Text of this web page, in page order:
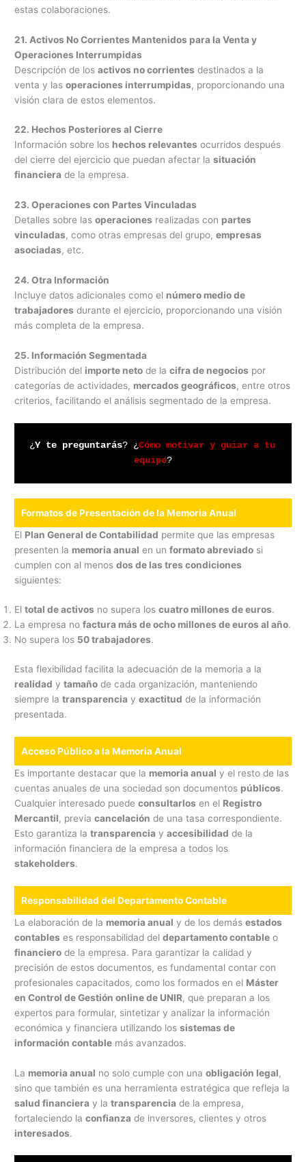
estas colaboraciones.
21. Activos No Corrientes Mantenidos para la Venta y
Operaciones Interrumpidas
Descripción de losactivos no corrientes destinados a la
venta y lasoperaciones interrumpidas, proporcionando una
visión clara de estos elementos.
22. Hechos Posteriores al Cierre
Información sobre los hechos relevantes ocurridos después
del cierre del ejercicio que puedan afectar lasituación
financiera de la empresa.
23. Operaciones con Partes Vinculadas
Detalles sobre lasoperaciones realizadas con partes
vinculadas, como otras empresas del grupo,empresas
asociadas, etc.
24. Otra Información
Incluye datos adicionales como el número medio de
trabajadores durante el ejercicio, proporcionando una visión
más completa de la empresa.
25. Información Segmentada
Distribución del importe neto de lacifra de negocios por
categorías de actividades, mercados geográficos, entre otros
criterios, facilitando el análisis segmentado de la empresa.
¿Y te preguntarás? ¿Cómo motivar y guiar a tu
equipo?
Formatos de Presentación de la Memoria Anual
El Plan General de Contabilidad permite que las empresas
presenten la memoria anual en unformato abreviado si
cumplen con al menosdos de las tres condiciones
siguientes:
Eltotal de activos no supera loscuatro millones de euros.
La empresa nofactura más de ocho millones de euros al año.
No supera los 50 trabajadores.
Esta flexibilidad facilita la adecuación de la memoria a la
realidad ytamaño de cada organización, manteniendo
siempre latransparencia yexactitud de la información
presentada.
Acceso Público a la Memoria Anual
Es importante destacar que la memoria anual y el resto de las
cuentas anuales de una sociedad son documentos públicos.
Cualquier interesado puedeconsultarlos en el Registro
Mercantil, previacancelación de una tasa correspondiente.
Esto garantiza latransparencia yaccesibilidad de la
información financiera de la empresa a todos los
stakeholders.
Responsabilidad del Departamento Contable
La elaboración de la memoria anual y de los demásestados
contables es responsabilidad deldepartamento contable o
financiero de la empresa. Para garantizar la calidad y
precisión de estos documentos, es fundamental contar con
profesionales capacitados, como los formados en el Máster
en Control de Gestión online de UNIR, que preparan a los
expertos para formular, sintetizar y analizar la información
económica y financiera utilizando lossistemas de
información contable más avanzados.
La memoria anual no solo cumple con unaobligación legal,
sino que también es una herramienta estratégica que refleja la
salud financiera y latransparencia de la empresa,
fortaleciendo laconfianza de inversores, clientes y otros
interesados.